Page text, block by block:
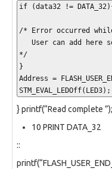
if (data32 !=
/* Error occurred
*/
}
Address =
STM_EVAL_LEDOff(LED3);
} printf(“Read complete ”);
10 PRINT DATA_32
::